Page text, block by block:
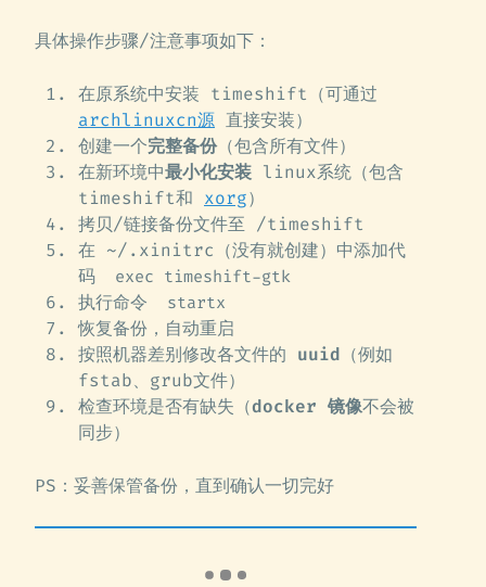
具体操作步骤/注意事项如下：
在原系统中安装 timeshift（可通过
archlinuxcn源 直接安装）
创建一个完整备份（包含所有文件）
在新环境中最小化安装 linux系统（包含
timeshift和 xorg）
拷贝/链接备份文件至 /timeshift
在 ~/.xinitrc（没有就创建）中添加代
码
exec timeshift-gtk
执行命令 startx
恢复备份，自动重启
按照机器差别修改各文件的 uuid （例如
fstab、grub文件）
检查环境是否有缺失（docker 镜像不会被
同步）
PS：妥善保管备份，直到确认一切完好